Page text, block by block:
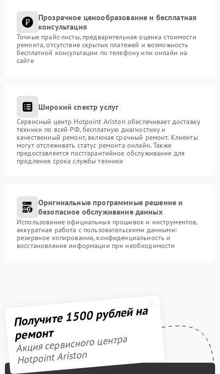
Прозрачное ценообразование и бесплатная
консультация
Точные прайс-листы, предварительная оценка стоимости
ремонта, отсутствие скрытых платежей и возможность
бесплатной консультации по телефону или онлайн на
сайте
Широкий спектр услуг
Сервисный центр Hotpoint Ariston обеспечивает доставку
техники по всей РФ, бесплатную диагностику и
качественный ремонт, включая срочный ремонт. Клиенты
могут отслеживать статус ремонта онлайн. Также
предоставляется постгарантийное обслуживание для
продления срока службы техники
Оригинальные программные решение и
безопасное обслуживание данных
Использование официальных прошивок и инструментов,
аккуратная работа с пользовательскими данными:
резервное копирование, конфиденциальность и
восстановление информации при необходимости
Получите 1500 рублей на
ремонт
Акция сервисного центра
Hotpoint Ariston